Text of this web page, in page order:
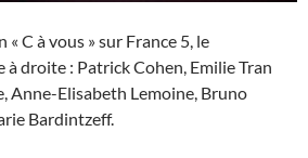
« C à vous » sur France 5, le
droite : Patrick Cohen, Emilie Tran
Anne-Elisabeth Lemoine, Bruno
Bardintzeff.